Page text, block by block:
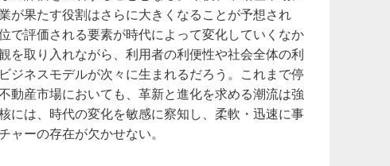
が果たす役割はさらに大きくなることが予想され
で評価される要素が時代によって変化していくなか
を取り入れながら、利用者の利便性や社会全体の利
ジネスモデルが次々に生まれるだろう。これまで停
動産市場においても、革新と進化を求める潮流は強
には、時代の変化を敏感に察知し、柔軟・迅速に事
ャーの存在が欠かせない。